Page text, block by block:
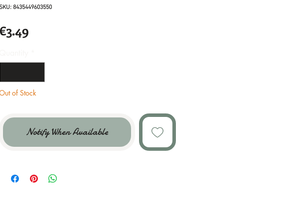
8435449603550
Price
of Stock
Notify When Available